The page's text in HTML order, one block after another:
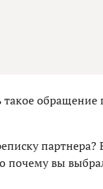
такое
почему вы